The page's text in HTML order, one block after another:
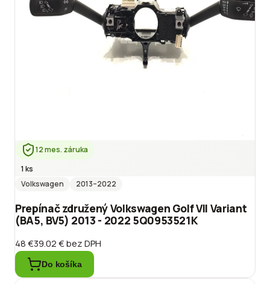
12 mes. záruka
1 ks
Volkswagen
2013–2022
Prepínač združený Volkswagen Golf VII Variant
(BA5, BV5) 2013 - 2022 5Q0953521K
48 €39.02 €bez DPH
Do košíka